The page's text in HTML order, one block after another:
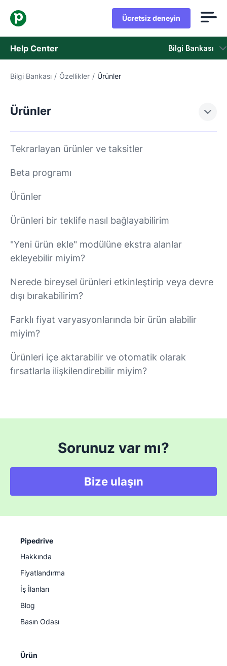
Ücretsiz deneyin
Help Center Bilgi Bankası
Bilgi Bankası
Durum
Bilgi Bankası / Özellikler / Ürünler
Ürünler
Tekrarlayan ürünler ve taksitler
Beta programı
Ürünler
Ürünleri bir teklife nasıl bağlayabilirim
"Yeni ürün ekle" modülüne ekstra alanlar
ekleyebilir miyim?
Nerede bireysel ürünleri etkinleştirip veya devre
dışı bırakabilirim?
Farklı fiyat varyasyonlarında bir ürün alabilir
miyim?
Ürünleri içe aktarabilir ve otomatik olarak
fırsatlarla ilişkilendirebilir miyim?
Sorunuz var mı?
Bize ulaşın
Pipedrive
Hakkında
Fiyatlandırma
İş İlanları
Blog
Basın Odası
Ürün